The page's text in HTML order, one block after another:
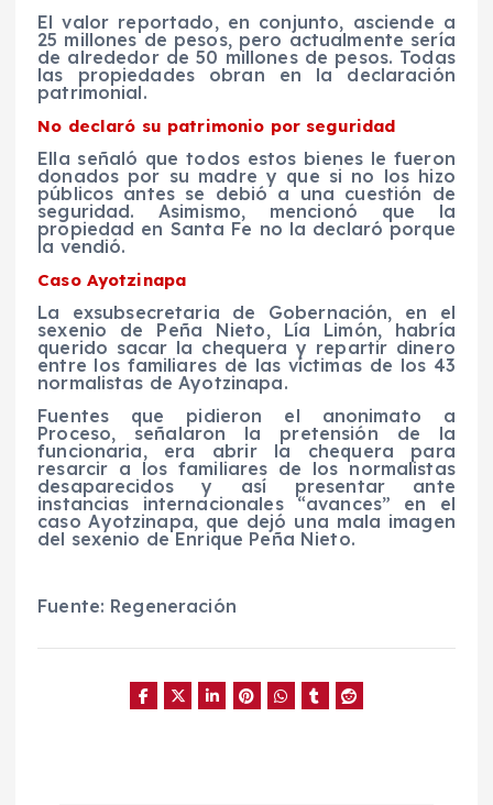
El valor reportado, en conjunto, asciende a
25 millones de pesos, pero actualmente sería
de alrededor de 50 millones de pesos. Todas
las propiedades obran en la declaración
patrimonial.
No declaró su patrimonio por seguridad
Ella señaló que todos estos bienes le fueron
donados por su madre y que si no los hizo
públicos antes se debió a una cuestión de
seguridad. Asimismo, mencionó que la
propiedad en Santa Fe no la declaró porque
la vendió.
Caso Ayotzinapa
La exsubsecretaria de Gobernación, en el
sexenio de Peña Nieto, Lía Limón, habría
querido sacar la chequera y repartir dinero
entre los familiares de las víctimas de los 43
normalistas de Ayotzinapa.
Fuentes que pidieron el anonimato a
Proceso, señalaron la pretensión de la
funcionaria, era abrir la chequera para
resarcir a los familiares de los normalistas
desaparecidos y así presentar ante
instancias internacionales “avances” en el
caso Ayotzinapa, que dejó una mala imagen
del sexenio de Enrique Peña Nieto.
Fuente: Regeneración